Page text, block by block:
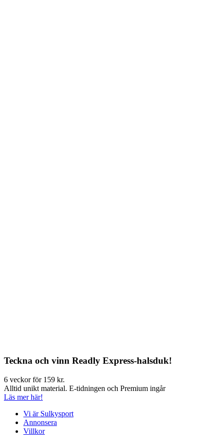
Teckna och vinn Readly Express-halsduk!
6 veckor för 159 kr.
Alltid unikt material. E-tidningen och Premium ingår
Läs mer här!
Vi är Sulkysport
Annonsera
Villkor